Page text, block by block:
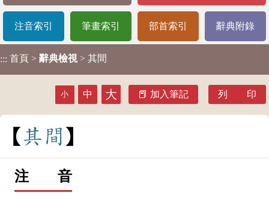
注音索引 筆畫索引 部首索引 辭典附錄
::: 首頁 > 辭典檢視 > 其間
小 中 大 加入筆記 列 印
其 間
注 音